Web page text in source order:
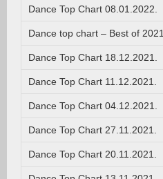
Dance Top Chart 08.01.2022.
Dance top chart – Best of 2021
Dance Top Chart 18.12.2021.
Dance Top Chart 11.12.2021.
Dance Top Chart 04.12.2021.
Dance Top Chart 27.11.2021.
Dance Top Chart 20.11.2021.